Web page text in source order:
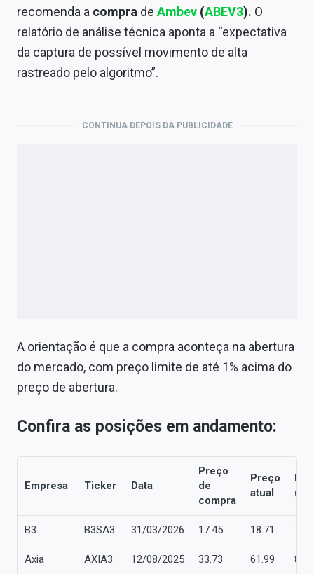
Finanças Pessoais
Mercados
Economia
Conteúdo de Marca
Sobre
Expediente
Contato
recomenda a compra deAmbev (ABEV3). O
relatório de análise técnica aponta a “expectativa
da captura de possível movimento de alta
rastreado pelo algoritmo”.
CONTINUA DEPOIS DA PUBLICIDADE
A orientação é que a compra aconteça na abertura
do mercado, com preço limite de até 1% acima do
preço de abertura.
Confira as posições em andamento:
Empresa Ticker Data
Preço
de
compra
Preço
atual
(%)
B3 B3SA3 31/03/2026 17.45 18.71
Axia AXIA3 12/08/2025 33.73 61.99